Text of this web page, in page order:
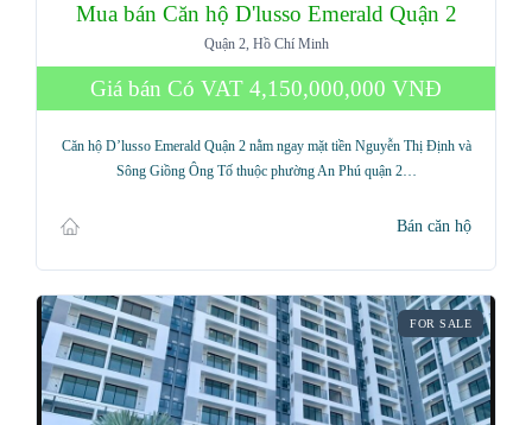
Mua bán Căn hộ D'lusso Emerald Quận 2
Quận 2, Hồ Chí Minh
Giá bán Có VAT 4,150,000,000 VNĐ
Căn hộ D’lusso Emerald Quận 2 nằm ngay mặt tiền Nguyễn Thị Định và
Sông Giồng Ông Tố thuộc phường An Phú quận 2…
Bán căn hộ
FOR SALE